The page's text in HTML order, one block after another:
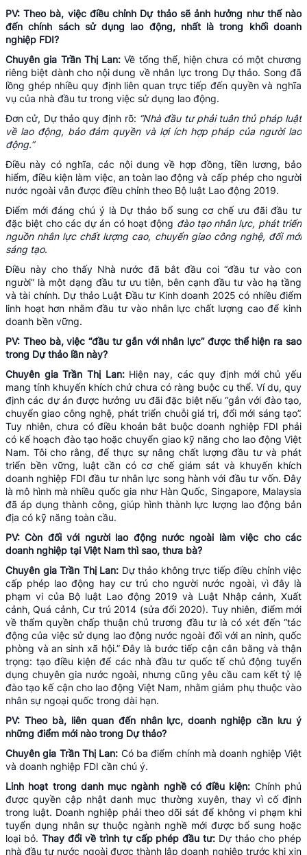
PV: Theo bà, việc điều chỉnh Dự thảo sẽ ảnh hưởng như thế nào
đến chính sách sử dụng lao động, nhất là trong khối doanh
nghiệp FDI?
Chuyên gia Trần Thị Lan:Về tổng thể, hiện chưa có một chương
riêng biệt dành cho nội dung về nhân lực trong Dự thảo. Song đã
lồng ghép nhiều quy định liên quan trực tiếp đến quyền và nghĩa
vụ của nhà đầu tư trong việc sử dụng lao động.
Đơn cử, Dự thảo quy định rõ: “Nhà đầu tư phải tuân thủ pháp luật
về lao động, bảo đảm quyền và lợi ích hợp pháp của người lao
động.”
Điều này có nghĩa, các nội dung về hợp đồng, tiền lương, bảo
hiểm, điều kiện làm việc, an toàn lao động và cấp phép cho người
nước ngoài vẫn được điều chỉnh theo Bộ luật Lao động 2019.
Điểm mới đáng chú ý là Dự thảo bổ sung cơ chế ưu đãi đầu tư
đặc biệt cho các dự án có hoạt động đào tạo nhân lực, phát triển
nguồn nhân lực chất lượng cao, chuyển giao công nghệ, đổi mới
sáng tạo.
Điều này cho thấy Nhà nước đã bắt đầu coi “đầu tư vào con
người” là một dạng đầu tư ưu tiên, bên cạnh đầu tư vào hạ tầng
và tài chính. Dự thảo Luật Đầu tư Kinh doanh 2025 có nhiều điểm
linh hoạt hơn nhằm đầu tư vào nhân lực chất lượng cao để kinh
doanh bền vững.
PV: Theo bà, việc “đầu tư gắn với nhân lực” được thể hiện ra sao
trong Dự thảo lần này?
Chuyên gia Trần Thị Lan: Hiện nay, các quy định mới chủ yếu
mang tính khuyến khích chứ chưa có ràng buộc cụ thể. Ví dụ, quy
định các dự án được hưởng ưu đãi đặc biệt nếu “gắn với đào tạo,
chuyển giao công nghệ, phát triển chuỗi giá trị, đổi mới sáng tạo”.
Tuy nhiên, chưa có điều khoản bắt buộc doanh nghiệp FDI phải
có kế hoạch đào tạo hoặc chuyển giao kỹ năng cho lao động Việt
Nam. Tôi cho rằng, để thực sự nâng chất lượng đầu tư và phát
triển bền vững, luật cần có cơ chế giám sát và khuyến khích
doanh nghiệp FDI đầu tư nhân lực song hành với đầu tư vốn. Đây
là mô hình mà nhiều quốc gia như Hàn Quốc, Singapore, Malaysia
đã áp dụng thành công, giúp hình thành lực lượng lao động bản
địa có kỹ năng toàn cầu.
PV: Còn đối với người lao động nước ngoài làm việc cho các
doanh nghiệp tại Việt Nam thì sao, thưa bà?
Chuyên gia Trần Thị Lan: Dự thảo không trực tiếp điều chỉnh việc
cấp phép lao động hay cư trú cho người nước ngoài, vì đây là
phạm vi của Bộ luật Lao động 2019 và Luật Nhập cảnh, Xuất
cảnh, Quá cảnh, Cư trú 2014 (sửa đổi 2020). Tuy nhiên, điểm mới
về thẩm quyền chấp thuận chủ trương đầu tư là có xét đến “tác
động của việc sử dụng lao động nước ngoài đối với an ninh, quốc
phòng và an sinh xã hội.” Đây là bước tiếp cận cân bằng và thận
trọng: tạo điều kiện để các nhà đầu tư quốc tế chủ động tuyển
dụng chuyên gia nước ngoài, nhưng cũng yêu cầu cam kết tỷ lệ
đào tạo kế cận cho lao động Việt Nam, nhằm giảm phụ thuộc vào
nhân sự ngoại quốc trong dài hạn.
PV: Theo bà, liên quan đến nhân lực, doanh nghiệp cần lưu ý
những điểm mới nào trong Dự thảo?
Chuyên gia Trần Thị Lan: Có ba điểm chính mà doanh nghiệp Việt
và doanh nghiệp FDI cần chú ý.
Linh hoạt trong danh mục ngành nghề có điều kiện: Chính phủ
được quyền cập nhật danh mục thường xuyên, thay vì cố định
trong luật. Doanh nghiệp phải theo dõi sát để không vi phạm khi
tuyển dụng nhân sự thuộc ngành nghề mới được bổ sung hoặc
loại bỏ. Thay đổi về trình tự cấp phép đầu tư: Dự thảo cho phép
nhà đầu tư nước ngoài được thành lập doanh nghiệp trước khi xin